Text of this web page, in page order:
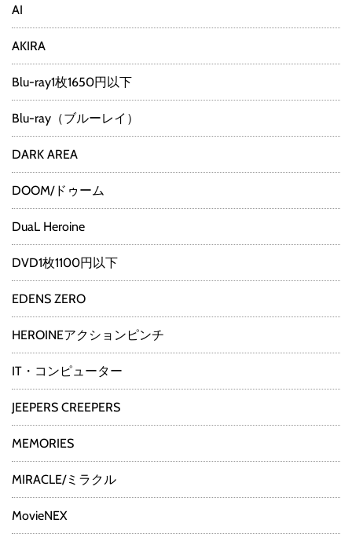
AI
AKIRA
Blu-ray1枚1650円以下
Blu-ray（ブルーレイ）
DARK AREA
DOOM/ドゥーム
DuaL Heroine
DVD1枚1100円以下
EDENS ZERO
HEROINEアクションピンチ
IT・コンピューター
JEEPERS CREEPERS
MEMORIES
MIRACLE/ミラクル
MovieNEX